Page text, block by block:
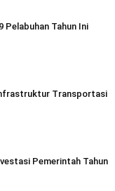
Pelabuhan Tahun Ini
Transportasi
Pemerintah Tahun